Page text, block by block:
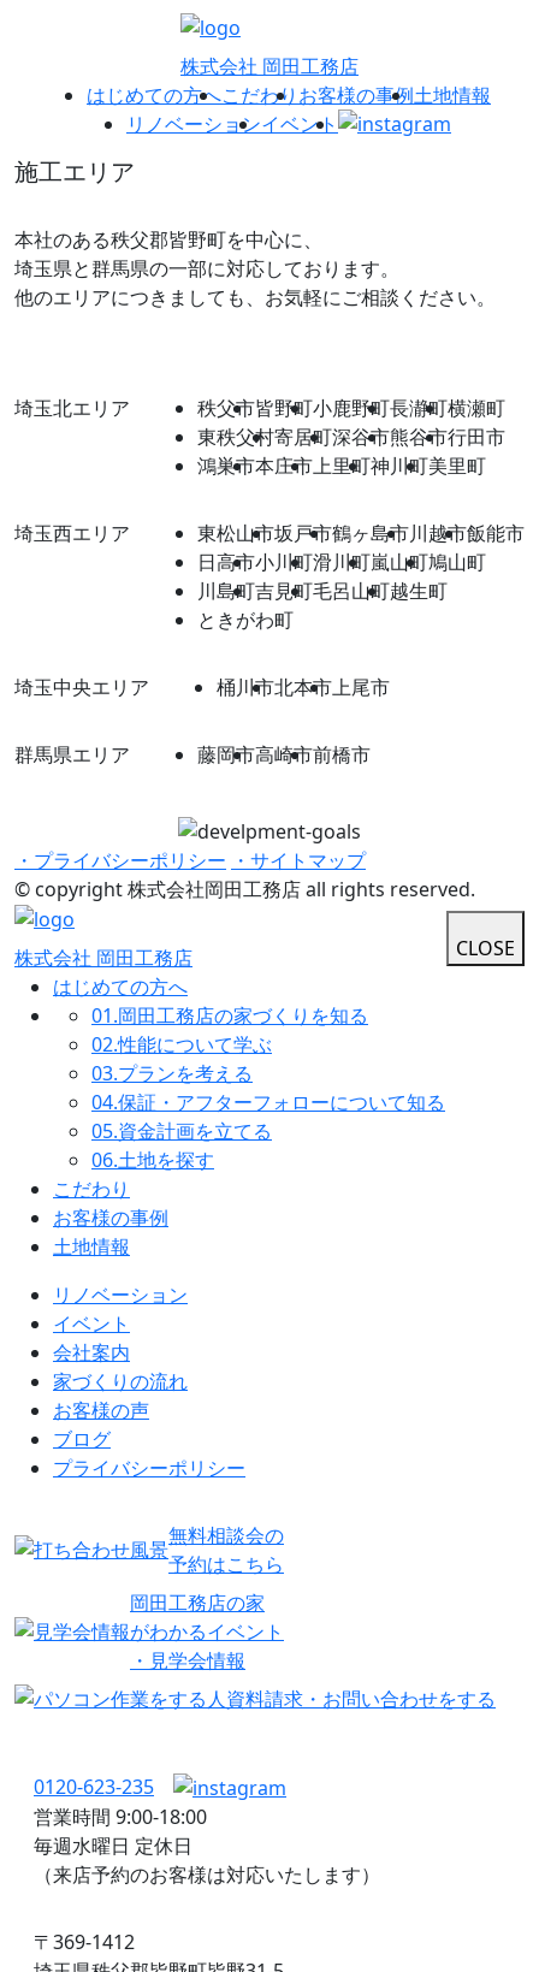
株式会社 岡田工務店
はじめての方へこだわり お客様の事例土地情報
リノベーションイベント
施工エリア
本社のある秩父郡皆野町を中心に、
埼玉県と群馬県の一部に対応しております。
他のエリアにつきましても、お気軽にご相談ください。
埼玉北エリア 秩父市皆野町小鹿野町長瀞町横瀬町
東秩父村寄居町深谷市熊谷市行田市
鴻巣市本庄市上里町神川町美里町
埼玉西エリア 東松山市坂戸市鶴ヶ島市川越市飯能市
日高市小川町滑川町嵐山町鳩山町
川島町吉見町毛呂山町越生町
ときがわ町
埼玉中央エリア 桶川市北本市上尾市
群馬県エリア 藤岡市高崎市前橋市
・プライバシーポリシー ・サイトマップ
© copyright 株式会社岡田工務店 all rights reserved.
株式会社 岡田工務店
CLOSE
はじめての方へ
01.岡田工務店の家づくりを知る
02.性能について学ぶ
03.プランを考える
04.保証・アフターフォローについて知る
05.資金計画を立てる
06.土地を探す
こだわり
お客様の事例
土地情報
リノベーション
イベント
会社案内
家づくりの流れ
お客様の声
ブログ
プライバシーポリシー
無料相談会の
予約はこちら
岡田工務店の家
がわかるイベント
・見学会情報
資料請求・お問い合わせをする
0120-623-235
営業時間 9:00-18:00
毎週水曜日 定休日
（来店予約のお客様は対応いたします）
〒369-1412